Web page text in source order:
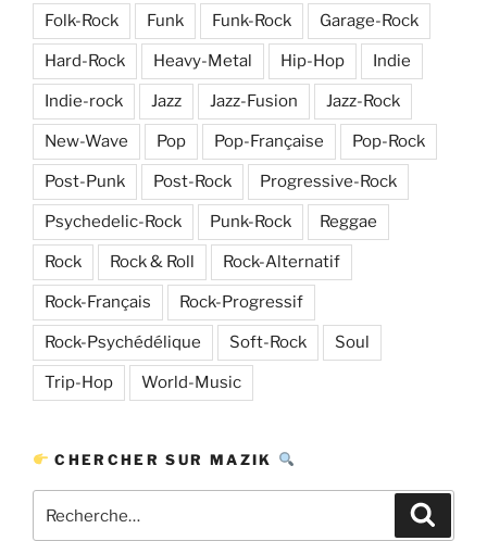
Folk-Rock Funk Funk-Rock Garage-Rock
Hard-Rock Heavy-Metal Hip-Hop Indie
Indie-rock Jazz Jazz-Fusion Jazz-Rock
New-Wave Pop Pop-Française Pop-Rock
Post-Punk Post-Rock Progressive-Rock
Psychedelic-Rock Punk-Rock Reggae
Rock Rock & Roll Rock-Alternatif
Rock-Français Rock-Progressif
Rock-Psychédélique Soft-Rock Soul
Trip-Hop World-Music
CHERCHER SUR MAZIK
pour